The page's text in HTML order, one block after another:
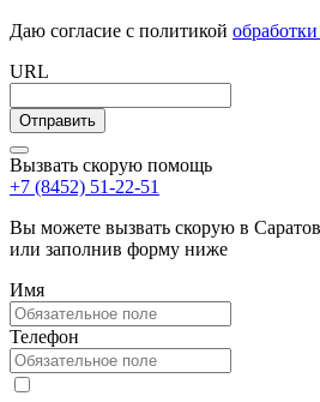
Даю согласие с политикой
URL
Вызвать скорую помощь
+7 (8452) 51-22-51
Вы можете вызвать скорую в
или заполнив форму ниже
Имя
Телефон